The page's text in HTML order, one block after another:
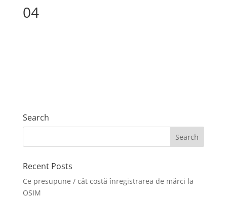
04
Search
Recent Posts
Ce presupune / cât costă înregistrarea de mărci la
OSIM